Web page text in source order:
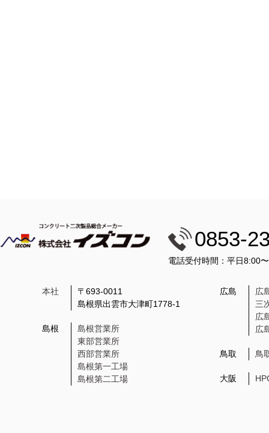
0853-
電話受付時間：平日8:00
本社
〒693-0011
島根県出雲市大津町1778-1
島根
島根営業所
東部営業所
西部営業所
島根第一工場
島根第二工場
広島
広
三
広
広
鳥取 鳥
大阪